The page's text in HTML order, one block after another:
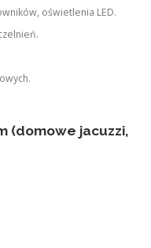
oświetlenia LED.
(domowe jacuzzi,